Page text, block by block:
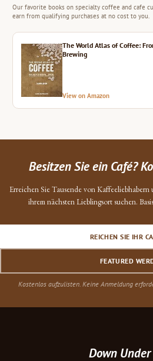
Our favorite books on specialty coffee and cafe
earn from qualifying purchases at no cost to you.
The World Atlas of Coffee:
Brewing
View on Amazon
Besitzen Sie ein Café?
Erreichen Sie Tausende von
ihrem nächsten Lieblingsort suchen.
REICHEN SIE IHR
FEATURED
Kostenlos aufzulisten. Keine Anmeldung
Down Under